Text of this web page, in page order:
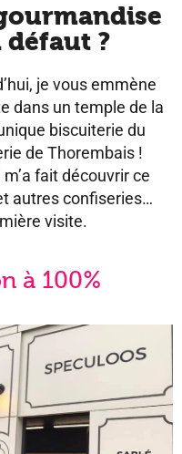
?
je vous emmène
dans un temple de la
biscuiterie du
de Thorembais !
m’a fait découvrir ce
autres confiseries…
visite.
à 100%